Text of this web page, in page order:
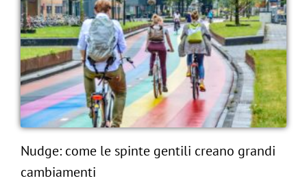
Nudge: come le spinte gentili creano grandi
cambiamenti